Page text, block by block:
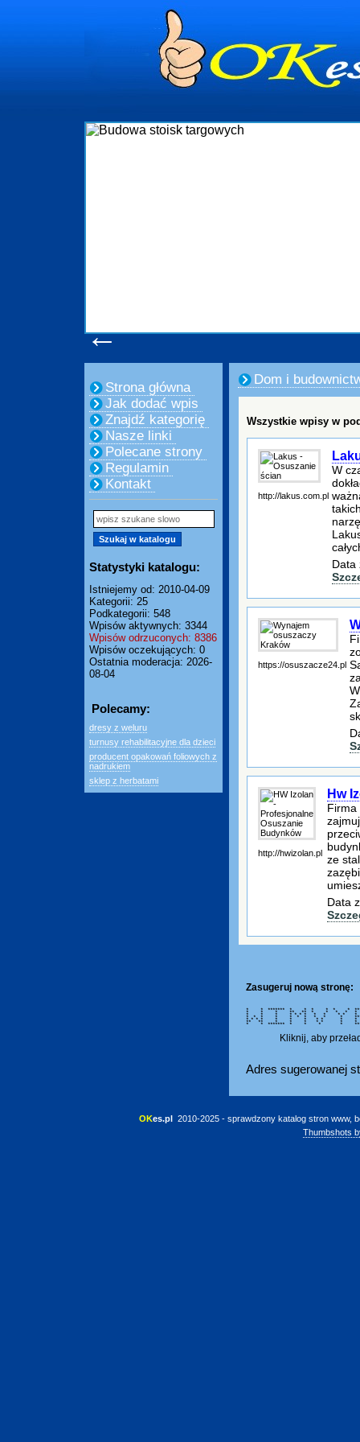
←
Strona główna
Jak dodać wpis
Znajdź kategorię
Nasze linki
Polecane strony
Regulamin
Kontakt
Statystyki katalogu:
Istniejemy od: 2010-04-09
Kategorii: 25
Podkategorii: 548
Wpisów aktywnych: 3344
Wpisów odrzuconych: 8386
Wpisów oczekujących: 0
Ostatnia moderacja: 2026-
08-04
Polecamy:
dresy z weluru
turnusy rehabilitacyjne dla dzieci
producent opakowań foliowych z
nadrukiem
sklep z herbatami
Dom i
Wszystkie wpisy w
http://lakus.com.pl
W
Data
https://osuszacze24.pl
http://hwizolan.pl
Hw
Firma
ze
Data
Zasugeruj nową stronę:
* * ******* * * * * * *
* * * ** ** * * *
* * * * * * * * *
* * * * * * * * * *
* * * * * * * *
** ** * * * * *
* * ******* * * * *
Kliknij, aby
Adres sugerowanej
OKes.pl 2010-2025 - sprawdzony katalog stron www,
Thumbshots